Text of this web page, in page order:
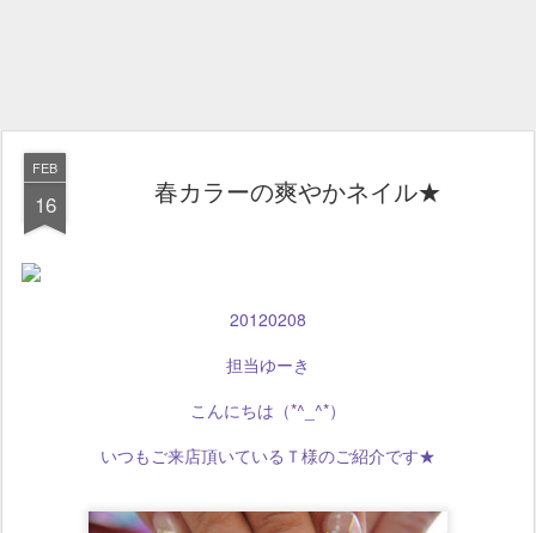
FEB
16 春カラーの爽やかネイル★
20120208
担当ゆーき
こんにちは（*^_^*）
いつもご来店頂いているＴ様のご紹介です★